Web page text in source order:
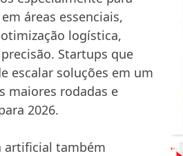
áreas essenciais,
logística,
Startups que
escalar soluções em um
maiores rodadas e
2026.
artificial também